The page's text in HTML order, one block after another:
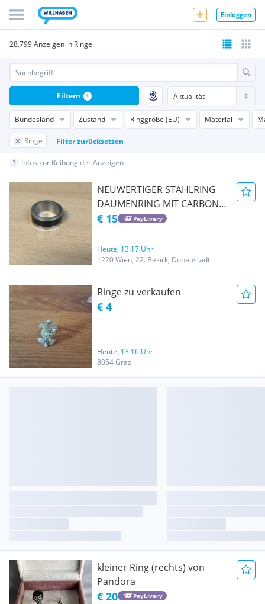
Einloggen
28.799 Anzeigen in Ringe
Bundesland Zustand Ringgröße (EU) Material
Ringe Filter zurücksetzen
Filtern 1
Infos zur Reihung der Anzeigen
NEUWERTIGER STAHLRING
DAUMENRING MIT CARBON
EINLAGE DIE GRÖSSE 62
€ 15 PayLivery
Heute, 13:17 Uhr
1220 Wien, 22. Bezirk, Donaustadt
Ringe zu verkaufen
€ 4
Heute, 13:16 Uhr
8054 Graz
kleiner Ring (rechts) von
Pandora
€ 20 PayLivery